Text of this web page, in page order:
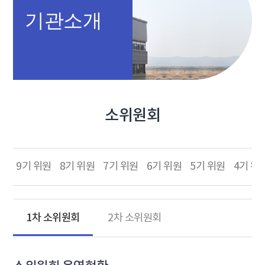
기관소개
소위원회
9기 위원 8기 위원 7기 위원 6기 위원 5기 위원 4기 위
1차 소위원회 2차 소위원회